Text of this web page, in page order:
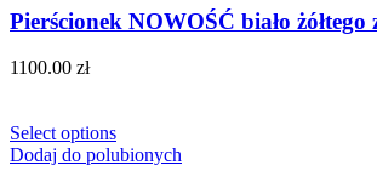
Pierścionek NOWOŚĆ biało żółtego
1100.00 zł
Select options
Dodaj do polubionych